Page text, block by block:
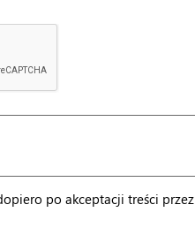
po akceptacji treści